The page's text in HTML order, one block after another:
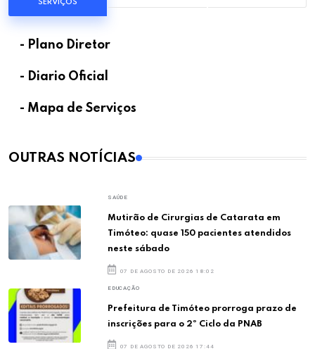
SERVIÇOS
- Plano Diretor
- Diario Oficial
- Mapa de Serviços
OUTRAS NOTÍCIAS
SAÚDE
Mutirão de Cirurgias de Catarata em
Timóteo: quase 150 pacientes atendidos
neste sábado
07 DE AGOSTO DE 2026 18:02
EDUCAÇÃO
Prefeitura de Timóteo prorroga prazo de
inscrições para o 2º Ciclo da PNAB
07 DE AGOSTO DE 2026 17:44